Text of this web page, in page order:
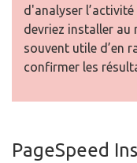
d'analyser
devriez installer au
souvent utile d’en
confirmer les
PageSpeed